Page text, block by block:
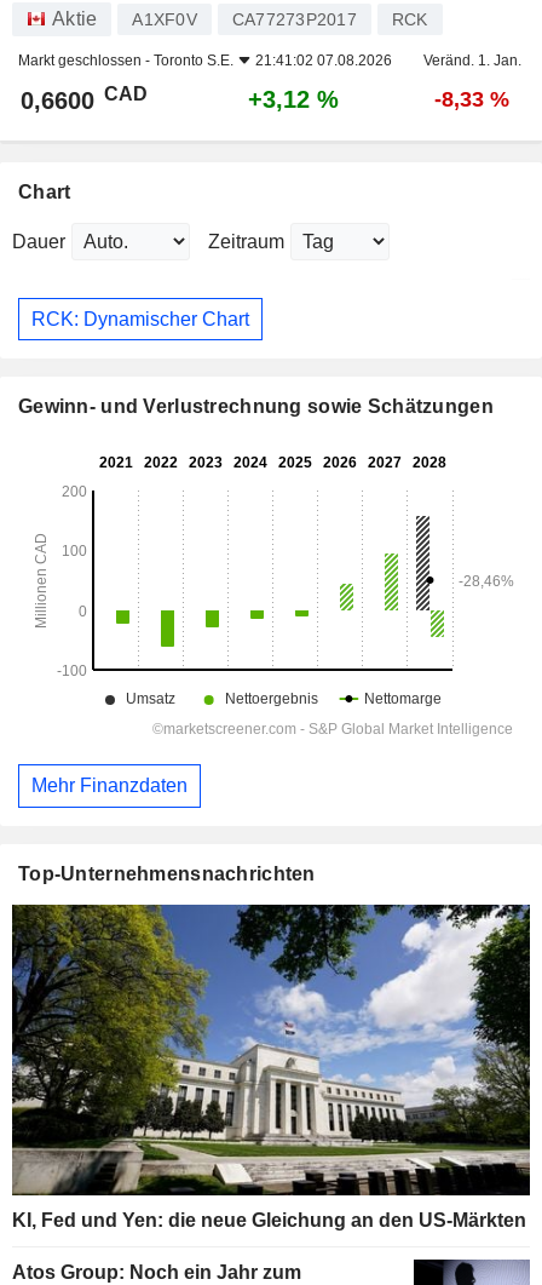
Aktie A1XF0V CA77273P2017 RCK
Markt geschlossen - Toronto S.E. 21:41:02 07.08.2026 Veränd. 1. Jan.
0,6600 CAD +3,12 % -8,33 %
Chart
Dauer Zeitraum
RCK: Dynamischer Chart
Gewinn- und Verlustrechnung sowie Schätzungen
Mehr Finanzdaten
Top-Unternehmensnachrichten
KI, Fed und Yen: die neue Gleichung an den US-Märkten
Atos Group: Noch ein Jahr zum